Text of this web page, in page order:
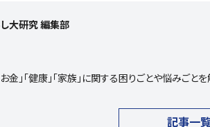
大研究 編集部
金」「健康」「家族」に関する困りごとや悩みご
記事一